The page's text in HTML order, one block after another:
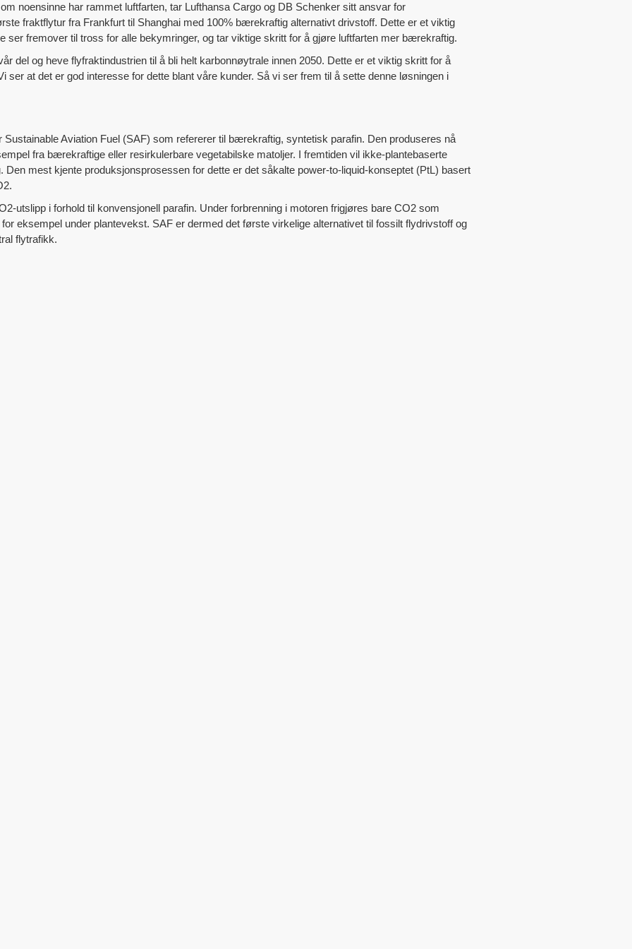
noensinne har rammet luftfarten, tar Lufthansa Cargo og DB Schenker sitt ansvar for
fraktflytur fra Frankfurt til Shanghai med 100% bærekraftig alternativt drivstoff. Dette er et viktig
ser fremover til tross for alle bekymringer, og tar viktige skritt for å gjøre luftfarten mer bærekraftig.
del og heve flyfraktindustrien til å bli helt karbonnøytrale innen 2050. Dette er et viktig skritt for å
ser at det er god interesse for dette blant våre kunder. Så vi ser frem til å sette denne løsningen i
Aviation Fuel (SAF) som refererer til bærekraftig, syntetisk parafin. Den produseres nå
fra bærekraftige eller resirkulerbare vegetabilske matoljer. I fremtiden vil ikke-plantebaserte
mest kjente produksjonsprosessen for dette er det såkalte power-to-liquid-konseptet (PtL) basert
utslipp i forhold til konvensjonell parafin. Under forbrenning i motoren frigjøres bare CO2 som
eksempel under plantevekst. SAF er dermed det første virkelige alternativet til fossilt flydrivstoff og
flytrafikk.